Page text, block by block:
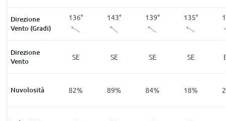
Direzione
Vento (Gradi)
112 136° 143° 139° 135°
Direzione
Vento ESE SE SE SE SE
Nuvolosità
28% 82% 89% 84% 18%